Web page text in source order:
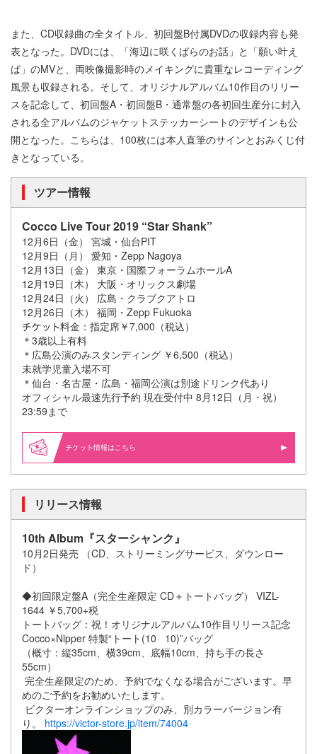
また、CD収録曲の全タイトル、初回盤B付属DVDの収録内容も発
表となった。DVDには、「海辺に咲くばらのお話」と「願い叶え
ば」のMVと、両映像撮影時のメイキングに貴重なレコーディング
風景も収録される。そして、オリジナルアルバム10作目のリリー
スを記念して、初回盤A・初回盤B・通常盤の各初回生産分に封入
される全アルバムのジャケットステッカーシートのデザインも公
開となった。こちらは、100枚には本人直筆のサインとおみくじ付
きとなっている。
ツアー情報
Cocco Live Tour 2019 “Star Shank”
12月6日（金） 宮城・仙台PIT
12月9日（月） 愛知・Zepp Nagoya
12月13日（金） 東京・国際フォーラムホールA
12月19日（木） 大阪・オリックス劇場
12月24日（火） 広島・クラブクアトロ
12月26日（木） 福岡・Zepp Fukuoka
料金：指定席￥7,000（税込）
＊3歳以上有料
＊広島公演のみスタンディング ￥6,500（税込）
未就学児童入場不可
＊仙台・名古屋・広島・福岡公演は別途ドリンク代あり
オフィシャル最速先行予約 現在受付中 8月12日（月・祝）
23:59まで
情報はこちら
リリース情報
10th Album『スターシャンク』
10月2日発売 （CD、ストリーミングサービス、ダウンロー
ド）
◆初回限定盤A（完全生産限定 CD＋トートバッグ） VIZL-
1644 ￥5,700+税
トートバッグ：祝！オリジナルアルバム10作目リリース記念
Cocco×Nipper 特製“トート(10 10)”バッグ
（概寸：縦35cm、横39cm、底幅10cm、持ち手の長さ
55cm）
完全生産限定のため、予約でなくなる場合がございます。早
めのご予約をお勧めいたします。
ビクターオンラインショップのみ、別カラーバージョン有
り。 https://victor-store.jp/item/74004